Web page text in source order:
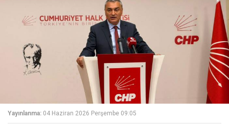
Yayınlanma: 04 Haziran 2026 Perşembe 09:05